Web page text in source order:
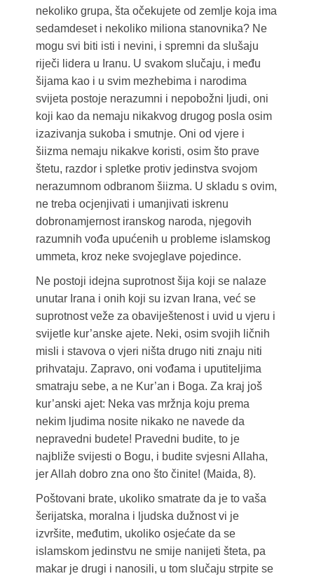
nekoliko grupa, šta očekujete od zemlje koja ima
sedamdeset i nekoliko miliona stanovnika? Ne
mogu svi biti isti i nevini, i spremni da slušaju
riječi lidera u Iranu. U svakom slučaju, i među
šijama kao i u svim mezhebima i narodima
svijeta postoje nerazumni i nepobožni ljudi, oni
koji kao da nemaju nikakvog drugog posla osim
izazivanja sukoba i smutnje. Oni od vjere i
šiizma nemaju nikakve koristi, osim što prave
štetu, razdor i spletke protiv jedinstva svojom
nerazumnom odbranom šiizma. U skladu s ovim,
ne treba ocjenjivati i umanjivati iskrenu
dobronamjernost iranskog naroda, njegovih
razumnih vođa upućenih u probleme islamskog
ummeta, kroz neke svojeglave pojedince.
Ne postoji idejna suprotnost šija koji se nalaze
unutar Irana i onih koji su izvan Irana, već se
suprotnost veže za obaviještenost i uvid u vjeru i
svijetle kur’anske ajete. Neki, osim svojih ličnih
misli i stavova o vjeri ništa drugo niti znaju niti
prihvataju. Zapravo, oni vođama i uputiteljima
smatraju sebe, a ne Kur’an i Boga. Za kraj još
kur’anski ajet: Neka vas mržnja koju prema
nekim ljudima nosite nikako ne navede da
nepravedni budete! Pravedni budite, to je
najbliže svijesti o Bogu, i budite svjesni Allaha,
jer Allah dobro zna ono što činite! (Maida, 8).
Poštovani brate, ukoliko smatrate da je to vaša
šerijatska, moralna i ljudska dužnost vi je
izvršite, međutim, ukoliko osjećate da se
islamskom jedinstvu ne smije nanijeti šteta, pa
makar je drugi i nanosili, u tom slučaju strpite se